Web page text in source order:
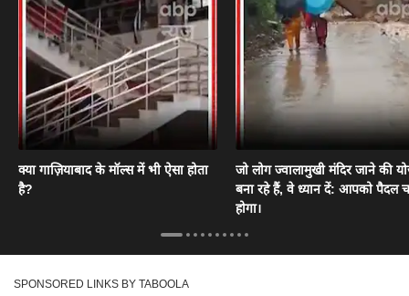
क्या गाज़ियाबाद के मॉल्स में भी ऐसा होता
है?
जो लोग ज्वालामुखी मंदिर जाने की
बना रहे हैं, वे ध्यान दें: आपको पैदल
होगा।
SPONSORED LINKS BY TABOOLA